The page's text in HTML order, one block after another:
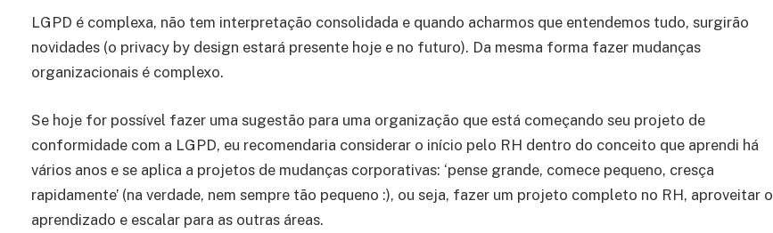
LGPD é complexa, não tem interpretação consolidada e quando acharmos que entendemos tudo, surgirão
novidades (o privacy by design estará presente hoje e no futuro). Da mesma forma fazer mudanças
organizacionais é complexo.
Se hoje for possível fazer uma sugestão para uma organização que está começando seu projeto de
conformidade com a LGPD, eu recomendaria considerar o início pelo RH dentro do conceito que aprendi há
vários anos e se aplica a projetos de mudanças corporativas: ‘pense grande, comece pequeno, cresça
rapidamente’ (na verdade, nem sempre tão pequeno :), ou seja, fazer um projeto completo no RH, aproveitar o
aprendizado e escalar para as outras áreas.